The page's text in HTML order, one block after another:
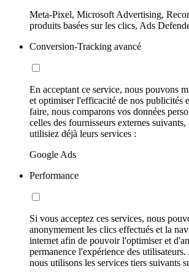
Meta-Pixel, Microsoft Advertising,
produits basées sur les clics, Ads
Conversion-Tracking avancé
En acceptant ce service, nous pouvons
et optimiser l'efficacité de nos publicités
faire, nous comparons vos données
celles des fournisseurs externes
utilisiez déjà leurs services :
Google Ads
Performance
Si vous acceptez ces services, nous
anonymement les clics effectués et la
internet afin de pouvoir l'optimiser et
permanence l'expérience des
nous utilisons les services tiers suivants